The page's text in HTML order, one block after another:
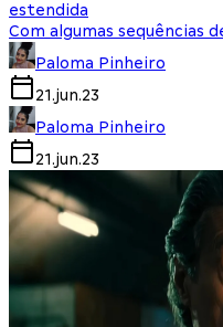
estendida
Com algumas sequências
Paloma Pinheiro
21.jun.23
Paloma Pinheiro
21.jun.23